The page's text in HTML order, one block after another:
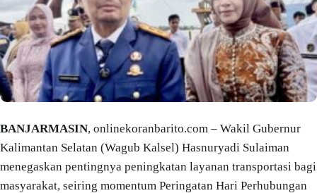
BANJARMASIN, onlinekoranbarito.com – Wakil Gubernur
Kalimantan Selatan (Wagub Kalsel) Hasnuryadi Sulaiman
menegaskan pentingnya peningkatan layanan transportasi bagi
masyarakat, seiring momentum Peringatan Hari Perhubungan